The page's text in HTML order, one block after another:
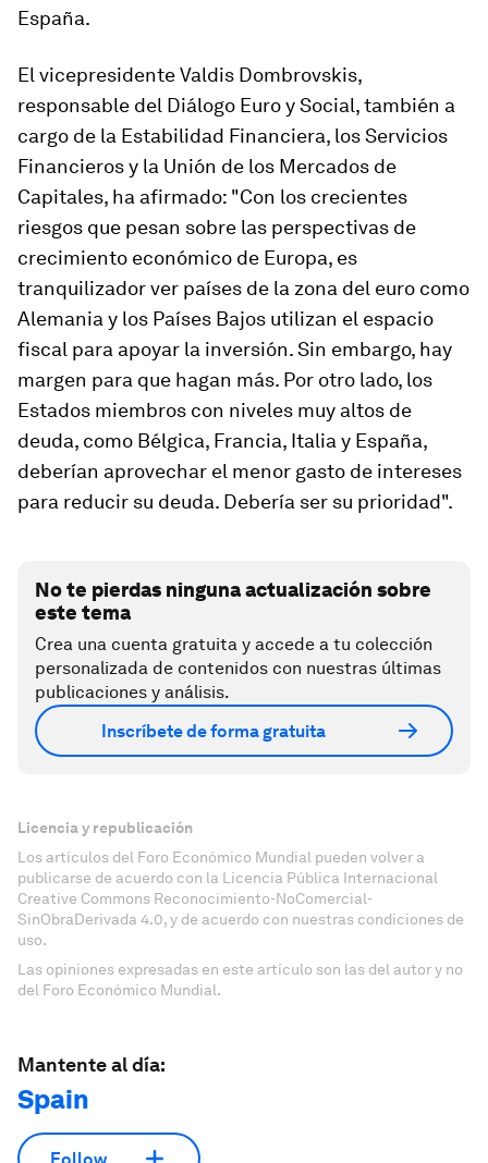
España.
El vicepresidente Valdis Dombrovskis,
responsable del Diálogo Euro y Social, también a
cargo de la Estabilidad Financiera, los Servicios
Financieros y la Unión de los Mercados de
Capitales, ha afirmado: "Con los crecientes
riesgos que pesan sobre las perspectivas de
crecimiento económico de Europa, es
tranquilizador ver países de la zona del euro como
Alemania y los Países Bajos utilizan el espacio
fiscal para apoyar la inversión. Sin embargo, hay
margen para que hagan más. Por otro lado, los
Estados miembros con niveles muy altos de
deuda, como Bélgica, Francia, Italia y España,
deberían aprovechar el menor gasto de intereses
para reducir su deuda. Debería ser su prioridad".
No te pierdas ninguna actualización sobre
este tema
Crea una cuenta gratuita y accede a tu colección
personalizada de contenidos con nuestras últimas
publicaciones y análisis.
Inscríbete de forma gratuita
Licencia y republicación
Los artículos del Foro Económico Mundial pueden volver a
publicarse de acuerdo con la Licencia Pública Internacional
Creative Commons Reconocimiento-NoComercial-
SinObraDerivada 4.0, y de acuerdo con nuestras condiciones de
uso.
Las opiniones expresadas en este artículo son las del autor y no
del Foro Económico Mundial.
Mantente al día:
Spain
Follow